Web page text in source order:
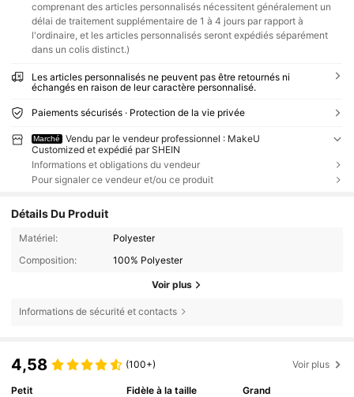
comprenant des articles personnalisés nécessitent généralement un
délai de traitement supplémentaire de 1 à 4 jours par rapport à
l'ordinaire, et les articles personnalisés seront expédiés séparément
dans un colis distinct.)
Les articles personnalisés ne peuvent pas être retournés ni
échangés en raison de leur caractère personnalisé.
Paiements sécurisés · Protection de la vie privée
Marché
Vendu par le vendeur professionnel : MakeU
Customized et expédié par SHEIN
Informations et obligations du vendeur
Pour signaler ce vendeur et/ou ce produit
Détails Du Produit
Matériel:
Polyester
Composition:
100% Polyester
Voir plus
Informations de sécurité et contacts
4,58 (100+) Voir plus
Petit
Fidèle à la taille
Grand